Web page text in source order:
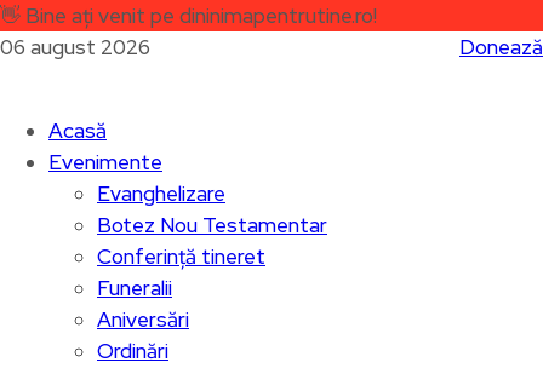
👋 Bine ați venit pe dininimapentrutine.ro!
06 august 2026
Donează
Acasă
Evenimente
Evanghelizare
Botez Nou Testamentar
Conferință tineret
Funeralii
Aniversări
Ordinări